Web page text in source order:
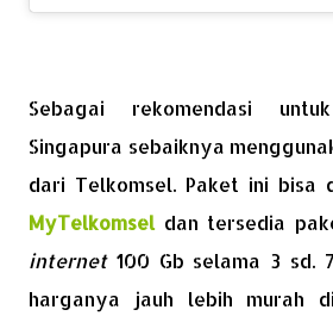
Sebagai rekomendasi
Singapura sebaiknya
dari Telkomsel. Paket ini bisa
MyTelkomseldan tersedia
internet 100 Gb selama 3 sd.
harganya jauh lebih murah